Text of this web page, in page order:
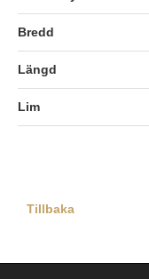
Bredd
Längd
Lim
Tillbaka